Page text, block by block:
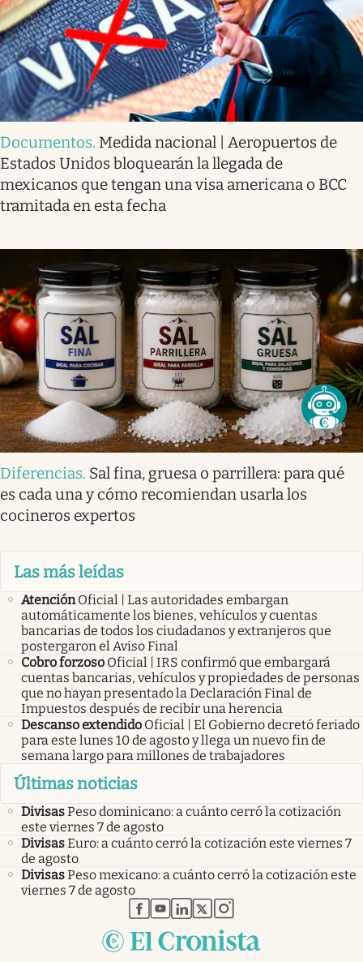
Documentos. Medida nacional | Aeropuertos de
Estados Unidos bloquearán la llegada de
mexicanos que tengan una visa americana o BCC
tramitada en esta fecha
Diferencias. Sal fina, gruesa o parrillera: para qué
es cada una y cómo recomiendan usarla los
cocineros expertos
Las más leídas
Atención Oficial | Las autoridades embargan
automáticamente los bienes, vehículos y cuentas
bancarias de todos los ciudadanos y extranjeros que
postergaron el Aviso Final
Cobro forzoso Oficial | IRS confirmó que embargará
cuentas bancarias, vehículos y propiedades de personas
que no hayan presentado la Declaración Final de
Impuestos después de recibir una herencia
Descanso extendido Oficial | El Gobierno decretó feriado
para este lunes 10 de agosto y llega un nuevo fin de
semana largo para millones de trabajadores
Últimas noticias
DivisasPeso dominicano: a cuánto cerró la cotización
este viernes 7 de agosto
DivisasEuro: a cuánto cerró la cotización este viernes 7
de agosto
DivisasPeso mexicano: a cuánto cerró la cotización este
viernes 7 de agosto
abre en nueva pestaña
abre en nueva pestaña
abre en nueva pestaña
abre en nueva pestaña
abre en nueva pestaña